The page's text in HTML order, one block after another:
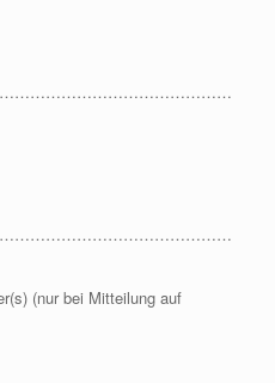
(nur bei Mitteilung auf